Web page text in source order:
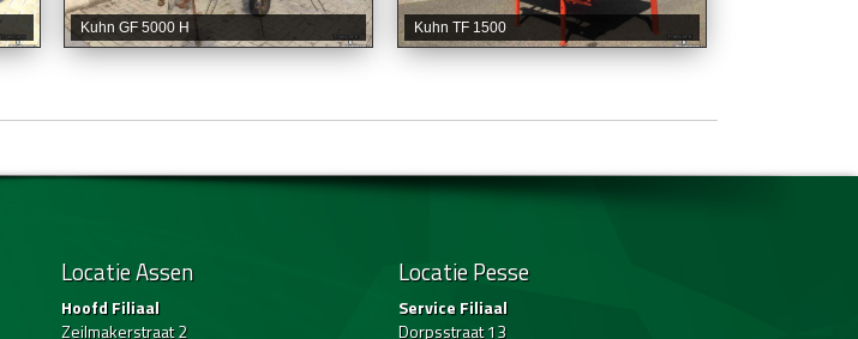
Kuhn GF 5000 H Kuhn TF 1500
Locatie Assen
Hoofd Filiaal
Zeilmakerstraat 2
Locatie Pesse
Service Filiaal
Dorpsstraat 13